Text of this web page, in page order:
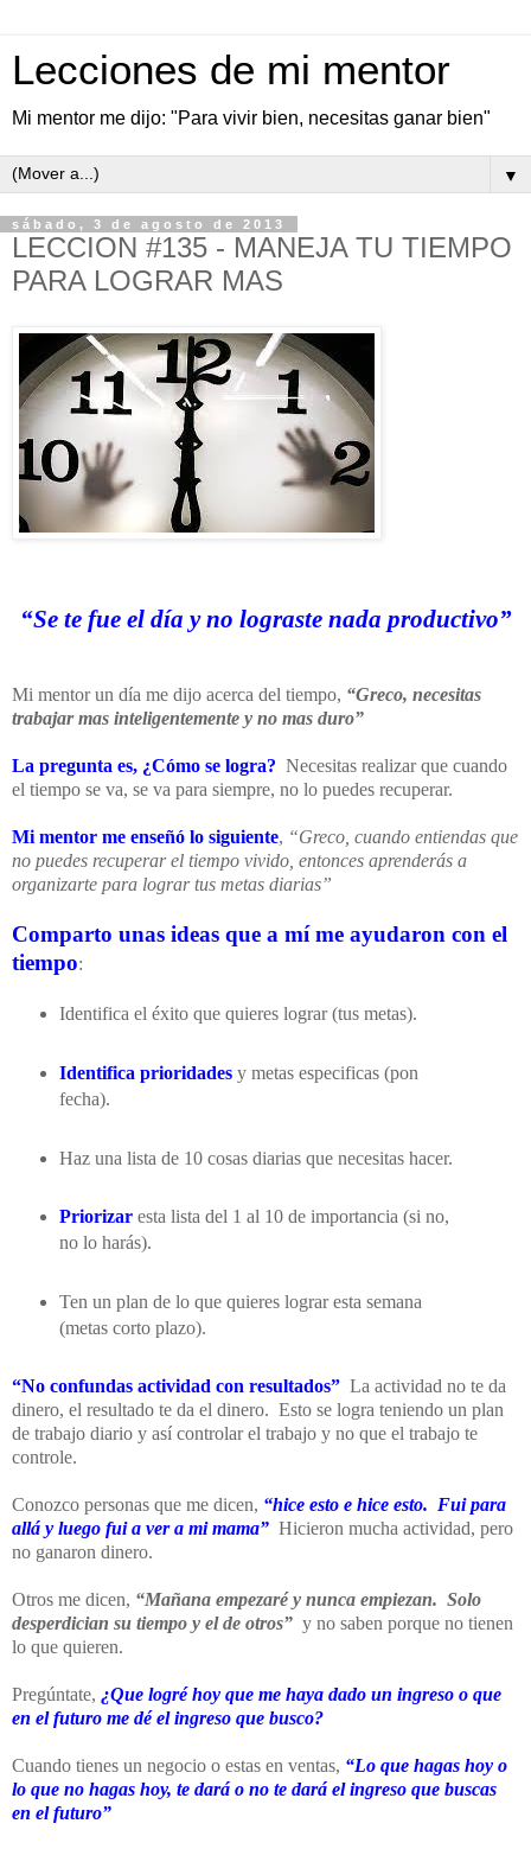
Lecciones de mi mentor
Mi mentor me dijo: "Para vivir bien, necesitas ganar bien"
▼
sábado, 3 de agosto de 2013
LECCION #135 - MANEJA TU TIEMPO
PARA LOGRAR MAS
“Se te fue el día y no lograste nada productivo”
Mi mentor un día me dijo acerca del tiempo, “Greco, necesitas
trabajar mas inteligentemente y no mas duro”
La pregunta es, ¿Cómo se logra? Necesitas realizar que cuando
el tiempo se va, se va para siempre, no lo puedes recuperar.
Mi mentor me enseñó lo siguiente, “Greco, cuando entiendas que
no puedes recuperar el tiempo vivido, entonces aprenderás a
organizarte para lograr tus metas diarias”
Comparto unas ideas que a mí me ayudaron con el
tiempo:
Identifica el éxito que quieres lograr (tus metas).
Identifica prioridadesy metas especificas (pon
fecha).
Haz una lista de 10 cosas diarias que necesitas hacer.
Priorizaresta lista del 1 al 10 de importancia (si no,
no lo harás).
Ten un plan de lo que quieres lograr esta semana
(metas corto plazo).
“No confundas actividad con resultados” La actividad no te da
dinero, el resultado te da el dinero. Esto se logra teniendo un plan
de trabajo diario y así controlar el trabajo y no que el trabajo te
controle.
Conozco personas que me dicen, “hice esto e hice esto. Fui para
allá y luego fui a ver a mi mama” Hicieron mucha actividad, pero
no ganaron dinero.
Otros me dicen, “Mañana empezaré y nunca empiezan. Solo
desperdician su tiempo y el de otros” y no saben porque no tienen
lo que quieren.
Pregúntate, ¿Que logré hoy que me haya dado un ingreso o que
en el futuro me dé el ingreso que busco?
Cuando tienes un negocio o estas en ventas, “Lo que hagas hoy o
lo que no hagas hoy, te dará o no te dará el ingreso que buscas
en el futuro”